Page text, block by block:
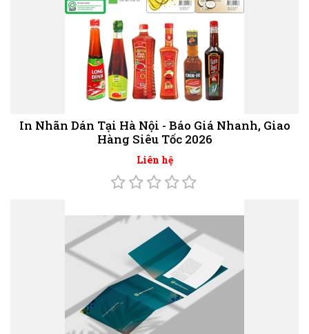
In Nhãn Dán Tại Hà Nội - Báo Giá Nhanh, Giao
Hàng Siêu Tốc 2026
Liên hệ